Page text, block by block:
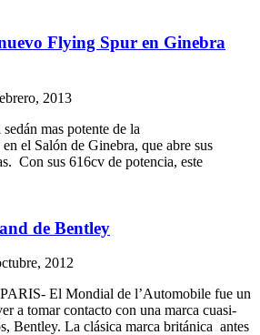
Flying Spur en Ginebra
2013
mas potente de la
el Salón de Ginebra, que abre sus
Con sus 616cv de potencia, este
de Bentley
2012
El Mondial de l’Automobile fue un
a tomar contacto con una marca cuasi-
Bentley. La clásica marca británica antes